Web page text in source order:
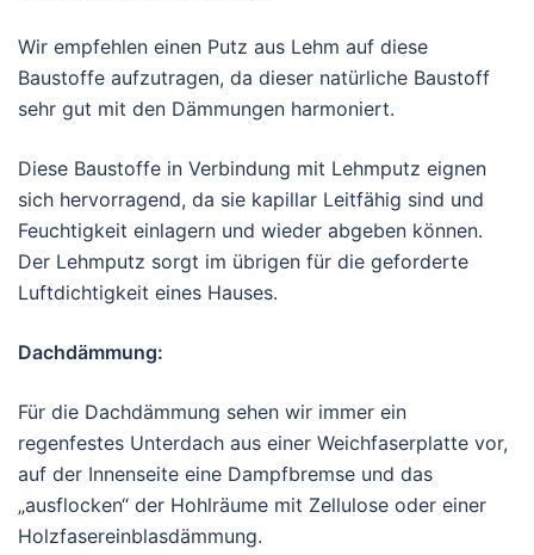
Wir empfehlen einen Putz aus Lehm auf diese
Baustoffe aufzutragen, da dieser natürliche Baustoff
sehr gut mit den Dämmungen harmoniert.
Diese Baustoffe in Verbindung mit Lehmputz eignen
sich hervorragend, da sie kapillar Leitfähig sind und
Feuchtigkeit einlagern und wieder abgeben können.
Der Lehmputz sorgt im übrigen für die geforderte
Luftdichtigkeit eines Hauses.
Dachdämmung:
Für die Dachdämmung sehen wir immer ein
regenfestes Unterdach aus einer Weichfaserplatte vor,
auf der Innenseite eine Dampfbremse und das
„ausflocken“ der Hohlräume mit Zellulose oder einer
Holzfasereinblasdämmung.